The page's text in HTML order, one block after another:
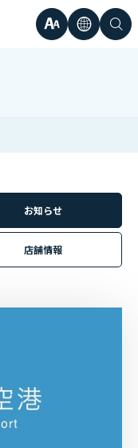
文
イ
ズ
言検
お知らせ
店舗情報